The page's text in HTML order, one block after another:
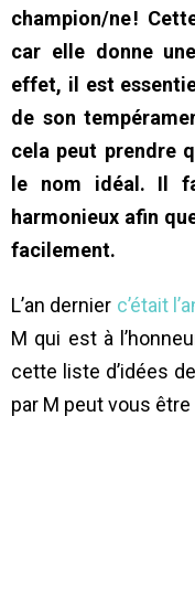
champion/ne !
car elle donne
effet, il est
de son
cela peut prendre
le nom idéal. Il
harmonieux afin
facilement.
L’an dernier c’était
M qui est à
cette liste d’idées
par M peut vous être